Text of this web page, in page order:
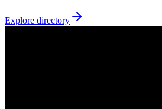
Explore directory